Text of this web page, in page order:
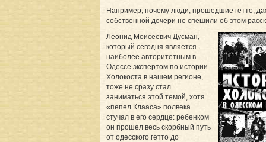
Например, почему люди, прошедшие гетто,
собственной дочери не спешили об этом
Леонид Моисеевич Дусман,
который сегодня является
наиболее авторитетным в
Одессе экспертом по истории
Холокоста в нашем регионе,
тоже не сразу стал
заниматься этой темой, хотя
«пепел Клааса» полвека
стучал в его сердце: ребенком
он прошел весь скорбный путь
от одесского гетто до